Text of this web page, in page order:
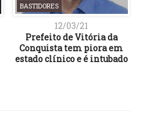
BASTIDORES
12/03/21
Prefeito de Vitória da
Conquista tem piora em
estado clínico e é intubado